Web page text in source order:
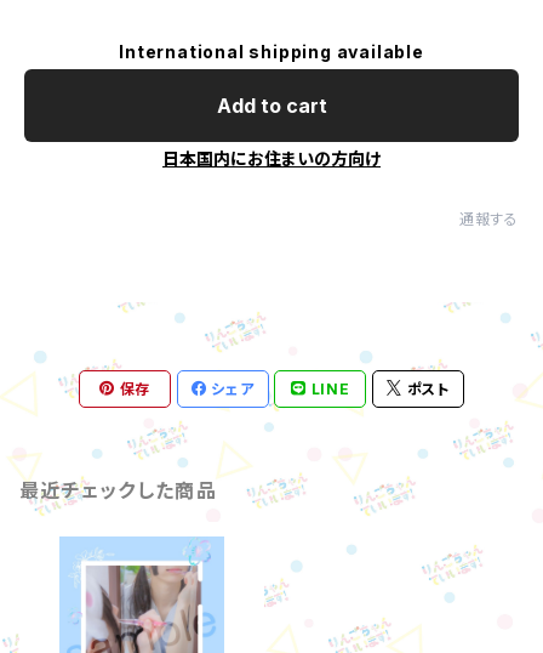
International shipping available
Add to cart
日本国内にお住まいの方向け
通報する
保存 シェア LINE ポスト
最近チェックした商品